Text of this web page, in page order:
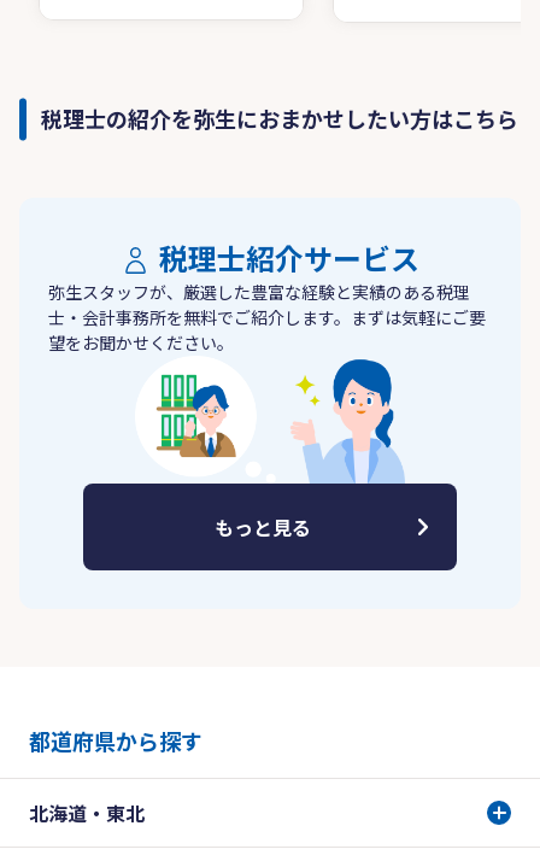
税理士の紹介を弥生におまかせしたい方はこちら
税理士紹介サービス
弥生スタッフが、厳選した豊富な経験と実績のある税理
士・会計事務所を無料でご紹介します。まずは気軽にご要
望をお聞かせください。
もっと見る
都道府県から探す
北海道・東北